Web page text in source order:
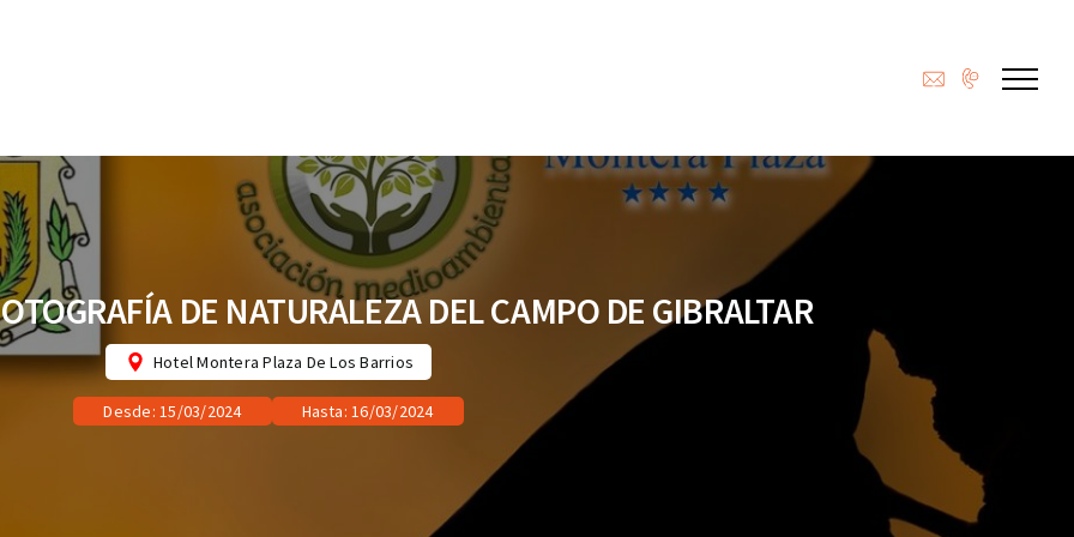
DE NATURALEZA DEL CAMPO DE GIBRALTAR
Hotel Montera Plaza De Los Barrios
Desde: 15/03/2024 Hasta: 16/03/2024